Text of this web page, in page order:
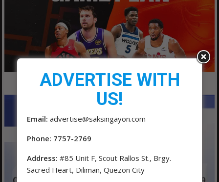
ADVERTISE WITH
US!
Email: advertise@saksingayon.com
Phone: 7757-2769
Address: #85 Unit F, Scout Rallos St., Brgy.
Sacred Heart, Diliman, Quezon City